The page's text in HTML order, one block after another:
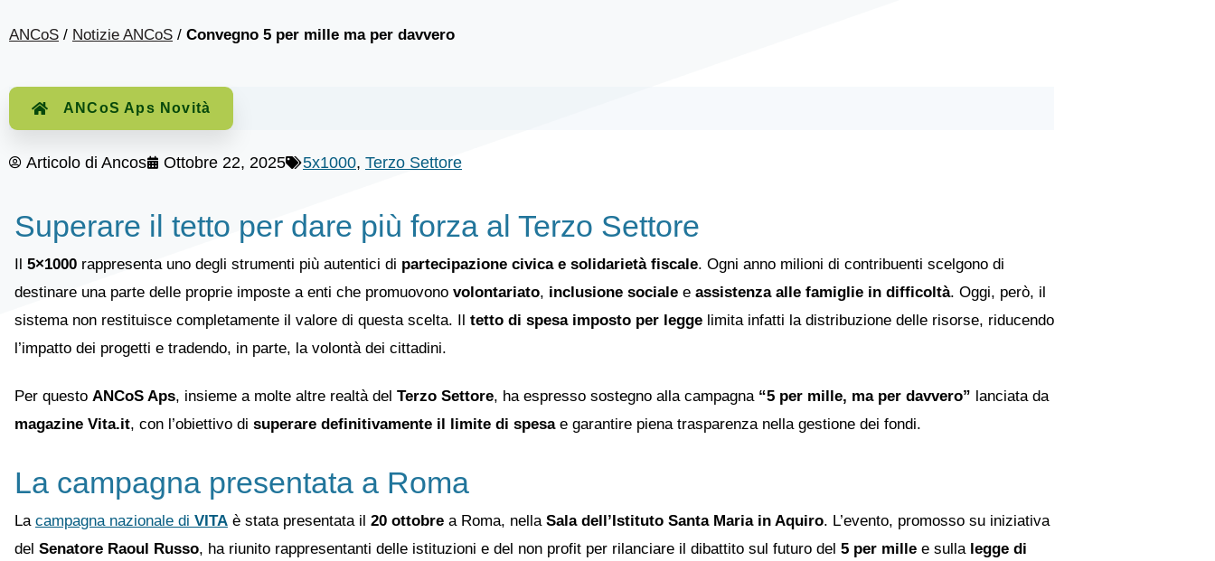
ANCoS / Notizie ANCoS / Convegno 5 per mille ma per davvero
ANCoS Aps Novità
Articolo di Ancos Ottobre 22, 2025 5x1000, Terzo Settore
Superare il tetto per dare più forza al Terzo Settore
Il 5×1000 rappresenta uno degli strumenti più autentici di partecipazione civica e solidarietà fiscale. Ogni anno milioni di contribuenti scelgono di
destinare una parte delle proprie imposte a enti che promuovono volontariato, inclusione sociale e assistenza alle famiglie in difficoltà. Oggi, però, il
sistema non restituisce completamente il valore di questa scelta. Il tetto di spesa imposto per legge limita infatti la distribuzione delle risorse, riducendo
l’impatto dei progetti e tradendo, in parte, la volontà dei cittadini.
Per questo ANCoS Aps, insieme a molte altre realtà del Terzo Settore, ha espresso sostegno alla campagna “5 per mille, ma per davvero” lanciata da
magazine Vita.it, con l’obiettivo di superare definitivamente il limite di spesae garantire piena trasparenza nella gestione dei fondi.
La campagna presentata a Roma
La campagna nazionale di VITA è stata presentata il 20 ottobre a Roma, nella Sala dell’Istituto Santa Maria in Aquiro. L’evento, promosso su iniziativa
del Senatore Raoul Russo, ha riunito rappresentanti delle istituzioni e del non profit per rilanciare il dibattito sul futuro del 5 per mille e sulla legge di